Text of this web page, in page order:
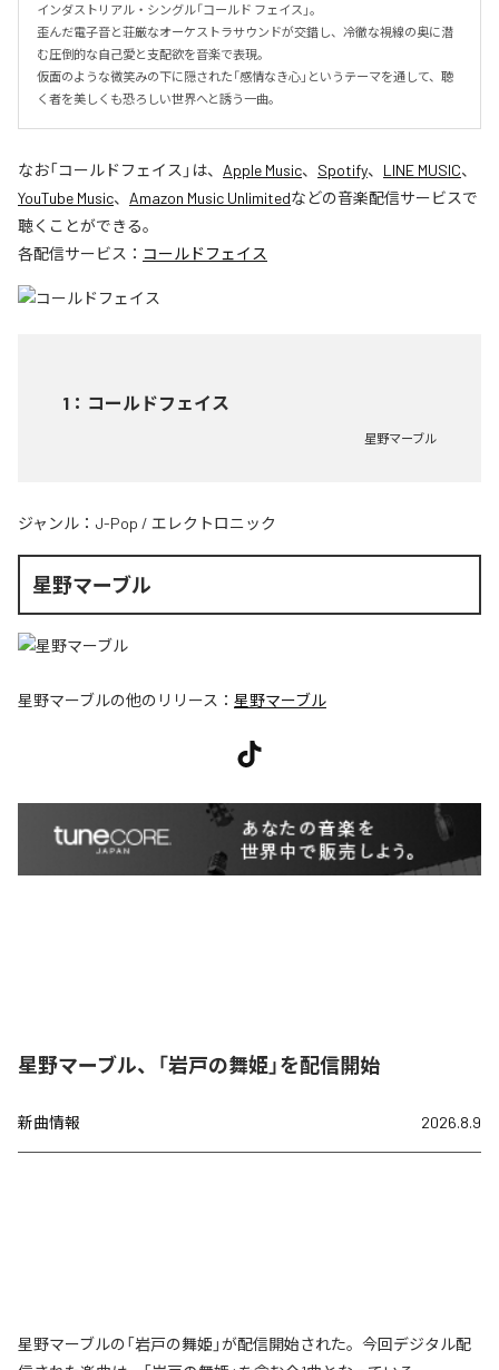
インダストリアル・シングル「コールド フェイス」。
歪んだ電子音と荘厳なオーケストラサウンドが交錯し、冷徹な視線の奥に潜
む圧倒的な自己愛と支配欲を音楽で表現。
仮面のような微笑みの下に隠された「感情なき心」というテーマを通して、聴
く者を美しくも恐ろしい世界へと誘う一曲。
なお「コールドフェイス 」は、 Apple Music、 Spotify、 LINE MUSIC、
YouTube Music、 Amazon Music Unlimitedなどの音楽配信サービスで
聴くことができる。
各配信サービス： コールドフェイス
1 ： コールドフェイス
星野マーブル
ジャンル： J-Pop / エレクトロニック
星野マーブル
星野マーブルの他のリリース： 星野マーブル
星野マーブル、「岩戸の舞姫」を配信開始
新曲情報 2026.8.9
星野マーブルの「岩戸の舞姫」が配信開始された。今回デジタル配